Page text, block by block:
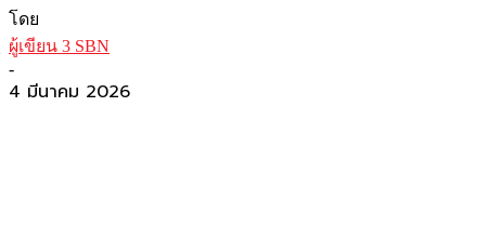
โดย
ผู้เขียน 3 SBN
-
4 มีนาคม 2026